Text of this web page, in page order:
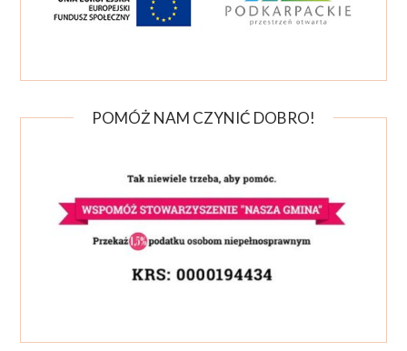
POMÓŻ NAM CZYNIĆ DOBRO!